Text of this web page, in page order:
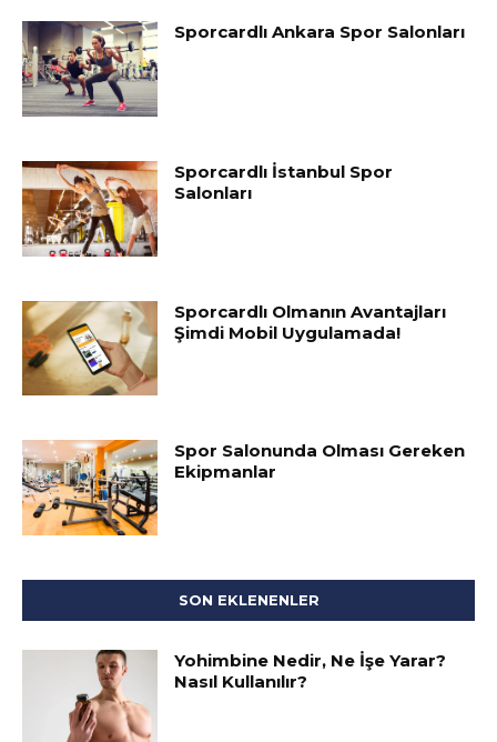
Sporcardlı Ankara Spor Salonları
Sporcardlı İstanbul Spor
Salonları
Sporcardlı Olmanın Avantajları
Şimdi Mobil Uygulamada!
Spor Salonunda Olması Gereken
Ekipmanlar
SON EKLENENLER
Yohimbine Nedir, Ne İşe Yarar?
Nasıl Kullanılır?